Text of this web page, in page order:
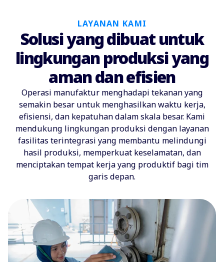
LAYANAN KAMI
Solusi yang dibuat untuk
lingkungan produksi yang
aman dan efisien
Operasi manufaktur menghadapi tekanan yang
semakin besar untuk menghasilkan waktu kerja,
efisiensi, dan kepatuhan dalam skala besar. Kami
mendukung lingkungan produksi dengan layanan
fasilitas terintegrasi yang membantu melindungi
hasil produksi, memperkuat keselamatan, dan
menciptakan tempat kerja yang produktif bagi tim
garis depan.